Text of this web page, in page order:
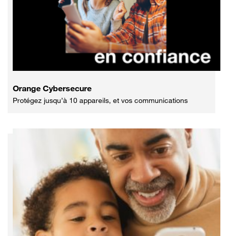
Orange Cybersecure
Protégez jusqu’à 10 appareils, et vos communications